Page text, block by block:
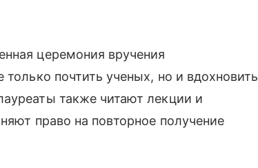
церемония вручения
почтить ученых, но и вдохновить
также читают лекции и
право на повторное получение